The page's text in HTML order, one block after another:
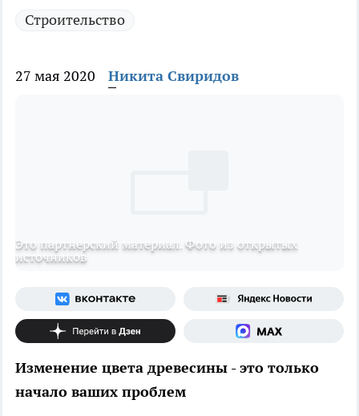
Строительство
27 мая 2020 Никита Свиридов
Это партнерский материал. Фото из открытых
источников
Изменение цвета древесины - это только
начало ваших проблем